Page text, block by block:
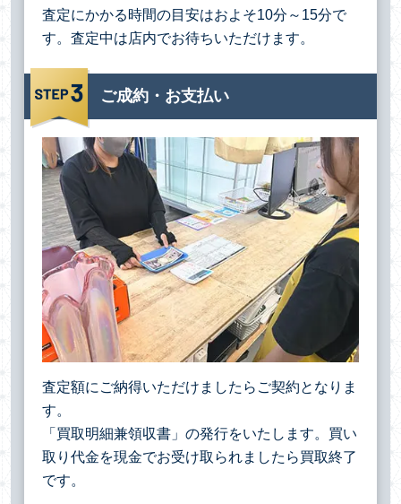
査定にかかる時間の目安はおよそ10分～15分で
す。査定中は店内でお待ちいただけます。
ご成約・お支払い
査定額にご納得いただけましたらご契約となりま
す。
「買取明細兼領収書」の発行をいたします。買い
取り代金を現金でお受け取られましたら買取終了
です。